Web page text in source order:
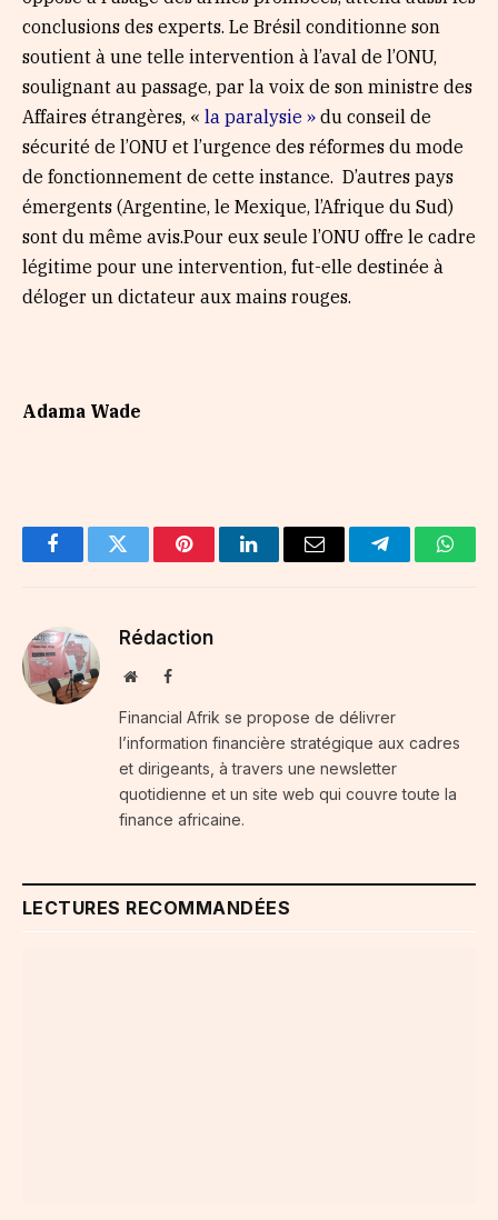
conclusions des experts. Le Brésil conditionne son
soutient à une telle intervention à l’aval de l’ONU,
soulignant au passage, par la voix de son ministre des
Affaires étrangères, « la paralysie » du conseil de
sécurité de l’ONU et l’urgence des réformes du mode
de fonctionnement de cette instance. D’autres pays
émergents (Argentine, le Mexique, l’Afrique du Sud)
sont du même avis.Pour eux seule l’ONU offre le cadre
légitime pour une intervention, fut-elle destinée à
déloger un dictateur aux mains rouges.
Adama Wade
FacebookTwitter PinterestLinkedInEmail Telegram
Rédaction
WebsiteFacebook
Financial Afrik se propose de délivrer
l’information financière stratégique aux cadres
et dirigeants, à travers une newsletter
quotidienne et un site web qui couvre toute la
finance africaine.
LECTURES RECOMMANDÉES